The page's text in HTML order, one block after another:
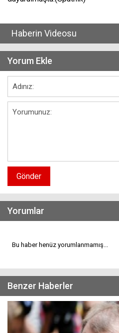
Haberin Videosu
Yorum Ekle
Gönder
Yorumlar
Bu haber henüz yorumlanmamış...
Benzer Haberler